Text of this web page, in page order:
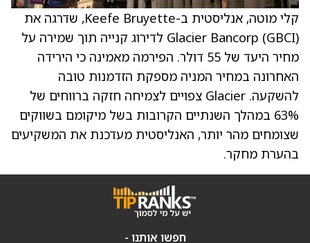
קלי מוטה, אנליסטית ב-Keefe Bruyette, שדרגה את
Glacier Bancorp (GBCI) לדירוג קנייה תוך שמירה על
מחיר היעד של 55 דולר. הפירמה מאמינה כי הירידה
האחרונה במחיר המניה מספקת הזדמנות טובה
להשקעה. Glacier צפויים לצמיחה חזקה ברווחים של
63% במהלך השנתיים הקרובות בשל מיקומם בשווקים
שצומחים מהר יותר, האנליסטית מעדכנת את המשקיעים
בהערת מחקר.
חפשו אותנו -